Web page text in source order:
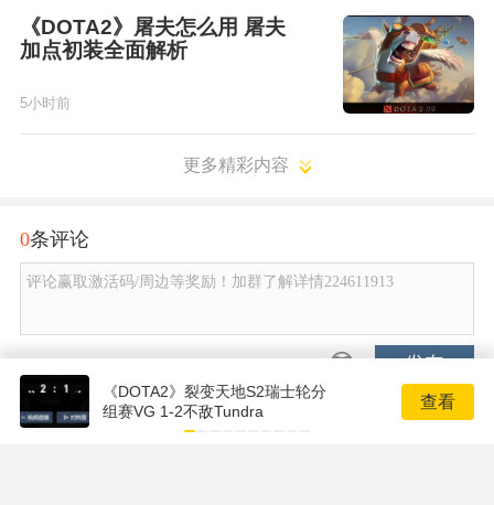
《DOTA2》屠夫怎么用 屠夫
加点初装全面解析
5小时前
更多精彩内容
0条评论
评论赢取激活码/周边等奖励！加群了解详情224611913
发布
《DOTA2》裂变天地S2瑞士轮分
组赛VG 1-2不敌Tundra
查看